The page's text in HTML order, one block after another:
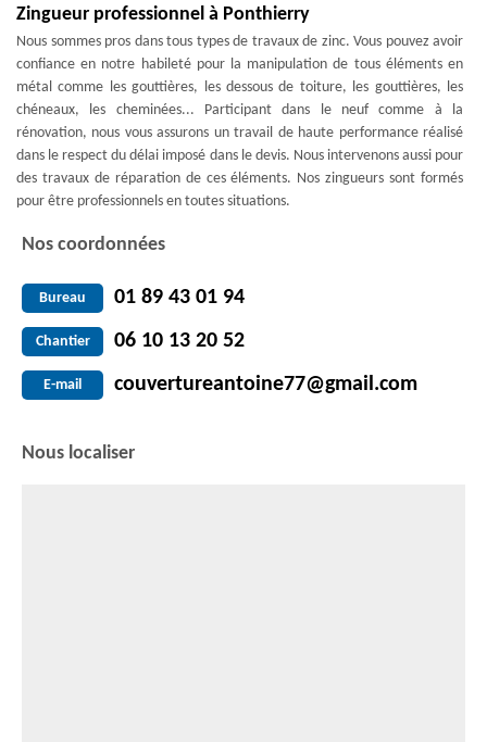
Zingueur professionnel à Ponthierry
Nous sommes pros dans tous types de travaux de zinc. Vous pouvez avoir
confiance en notre habileté pour la manipulation de tous éléments en
métal comme les gouttières, les dessous de toiture, les gouttières, les
chéneaux, les cheminées... Participant dans le neuf comme à la
rénovation, nous vous assurons un travail de haute performance réalisé
dans le respect du délai imposé dans le devis. Nous intervenons aussi pour
des travaux de réparation de ces éléments. Nos zingueurs sont formés
pour être professionnels en toutes situations.
Nos coordonnées
Bureau 01 89 43 01 94
Chantier 06 10 13 20 52
E-mail couvertureantoine77@gmail.com
Nous localiser